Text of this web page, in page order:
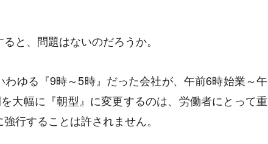
と、問題はないのだろうか。
わゆる『9時～5時』だった会社が、午前6時始業～午
大幅に『朝型』に変更するのは、労働者にとって重
行することは許されません。